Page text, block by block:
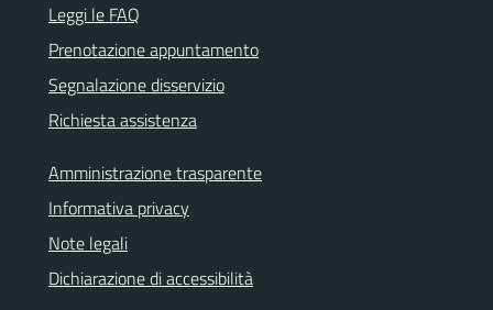
Leggi le FAQ
Prenotazione appuntamento
Segnalazione disservizio
Richiesta assistenza
Amministrazione trasparente
Informativa privacy
Note legali
Dichiarazione di accessibilità